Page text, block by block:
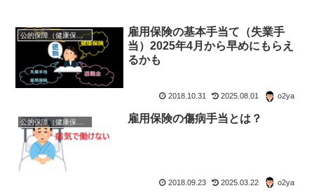
公的保障（健康保険・年金・雇用保険・生活保護・災害時の補償）
雇用保険の基本手当て（失業手
当）2025年4月から早めにもらえ
るかも
2018.10.31 2025.08.01 o2ya
雇用保険の傷病手当とは？
2018.09.23 2025.03.22 o2ya